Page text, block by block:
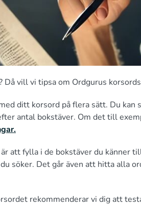
vill vi tipsa om Ordgurus
ditt korsord på flera sätt. Du kan
antal bokstäver. Om det till
att fylla i de bokstäver du känner
söker. Det går även att hitta alla
rekommenderar vi dig att